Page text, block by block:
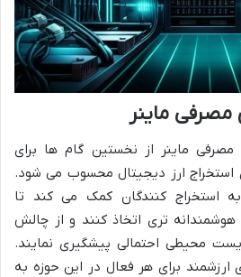
ماینر
ماینر از نخستین گام ها برای
استخراج ارز دیجیتال محسوب می شود.
استخراج کنندگان کمک می کند تا
تری اتخاذ کنند و از چالش
محیطی احتمالی پیشگیری نمایند.
ارزشمند برای هر فعال در این حوزه به